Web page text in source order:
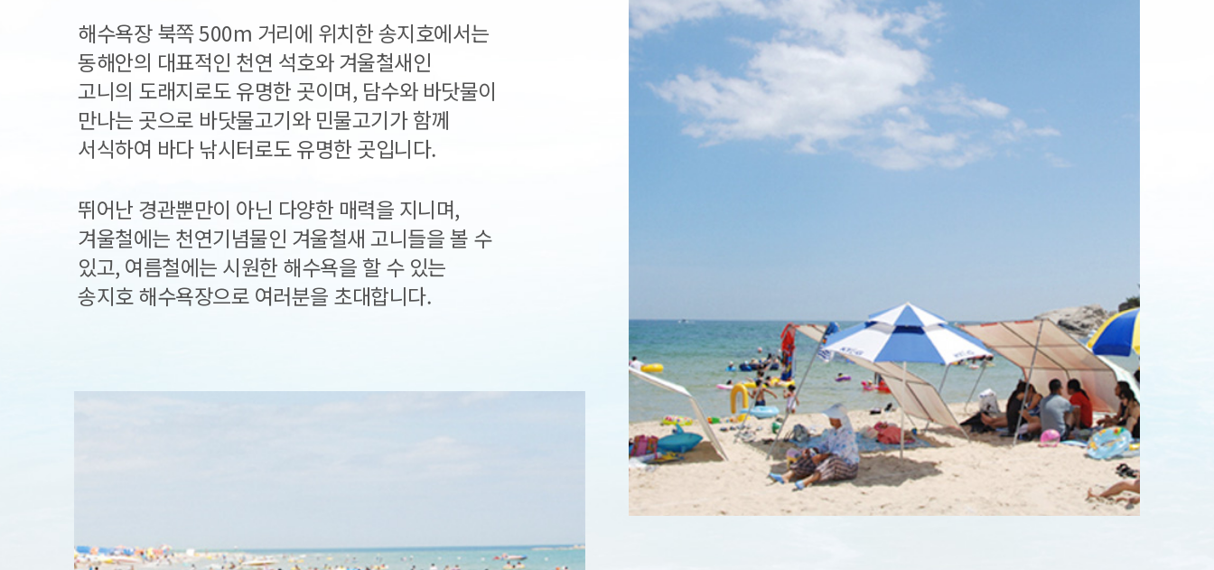
해수욕장 북쪽 500m 거리에 위치한 송지호에서는
동해안의 대표적인 천연 석호와 겨울철새인
고니의 도래지로도 유명한 곳이며, 담수와 바닷물이
만나는 곳으로 바닷물고기와 민물고기가 함께
서식하여 바다 낚시터로도 유명한 곳입니다.
뛰어난 경관뿐만이 아닌 다양한 매력을 지니며,
겨울철에는 천연기념물인 겨울철새 고니들을 볼 수
있고, 여름철에는 시원한 해수욕을 할 수 있는
송지호 해수욕장으로 여러분을 초대합니다.